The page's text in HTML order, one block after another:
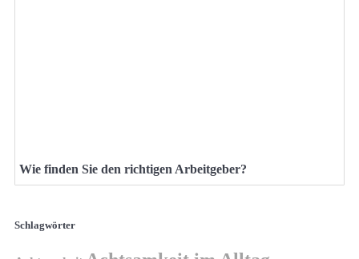
Wie finden Sie den richtigen Arbeitgeber?
Schlagwörter